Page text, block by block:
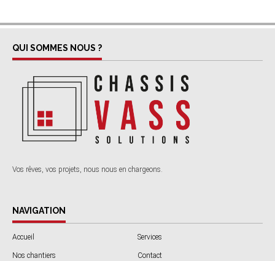
QUI SOMMES NOUS ?
Vos rêves, vos projets, nous nous en chargeons.
NAVIGATION
Accueil Services
Nos chantiers Contact